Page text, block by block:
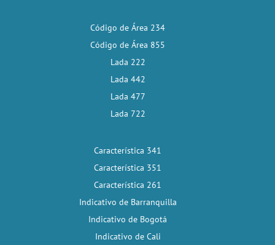
Código de Área 234
Código de Área 855
Lada 222
Lada 442
Lada 477
Lada 722
Característica 341
Característica 351
Característica 261
Indicativo de Barranquilla
Indicativo de Bogotá
Indicativo de Cali